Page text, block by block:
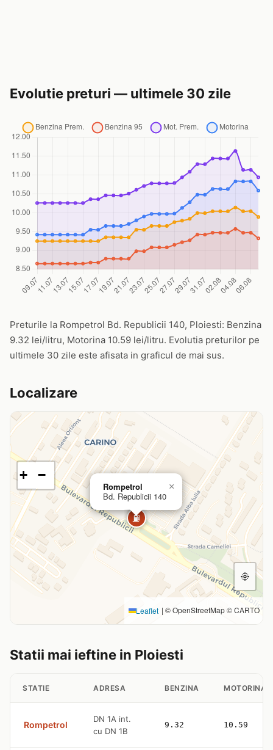
Evolutie preturi — ultimele 30 zile
Preturile la Rompetrol Bd. Republicii 140, Ploiesti: Benzina
9.32 lei/litru, Motorina 10.59 lei/litru. Evolutia preturilor pe
ultimele 30 zile este afisata in graficul de mai sus.
Localizare
⛽
Rompetrol
Bd. Republicii 140
×
+ −
Leaflet | © OpenStreetMap © CARTO
Statii mai ieftine in Ploiesti
STATIE ADRESA BENZINA MOTORINA
Rompetrol
DN 1A int.
cu DN 1B
9.32 10.59